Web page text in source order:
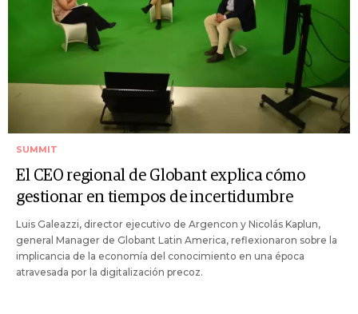
SUMMIT
El CEO regional de Globant explica cómo
gestionar en tiempos de incertidumbre
Luis Galeazzi, director ejecutivo de Argencon y Nicolás Kaplun,
general Manager de Globant Latin America, reflexionaron sobre la
implicancia de la economía del conocimiento en una época
atravesada por la digitalización precoz.